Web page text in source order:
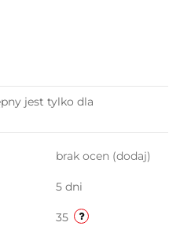
jest tylko dla
brak ocen (dodaj)
5 dni
35